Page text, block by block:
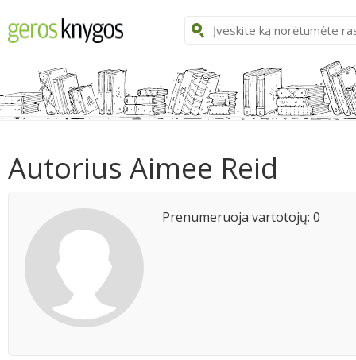
Autorius Aimee Reid
Prenumeruoja vartotojų: 0